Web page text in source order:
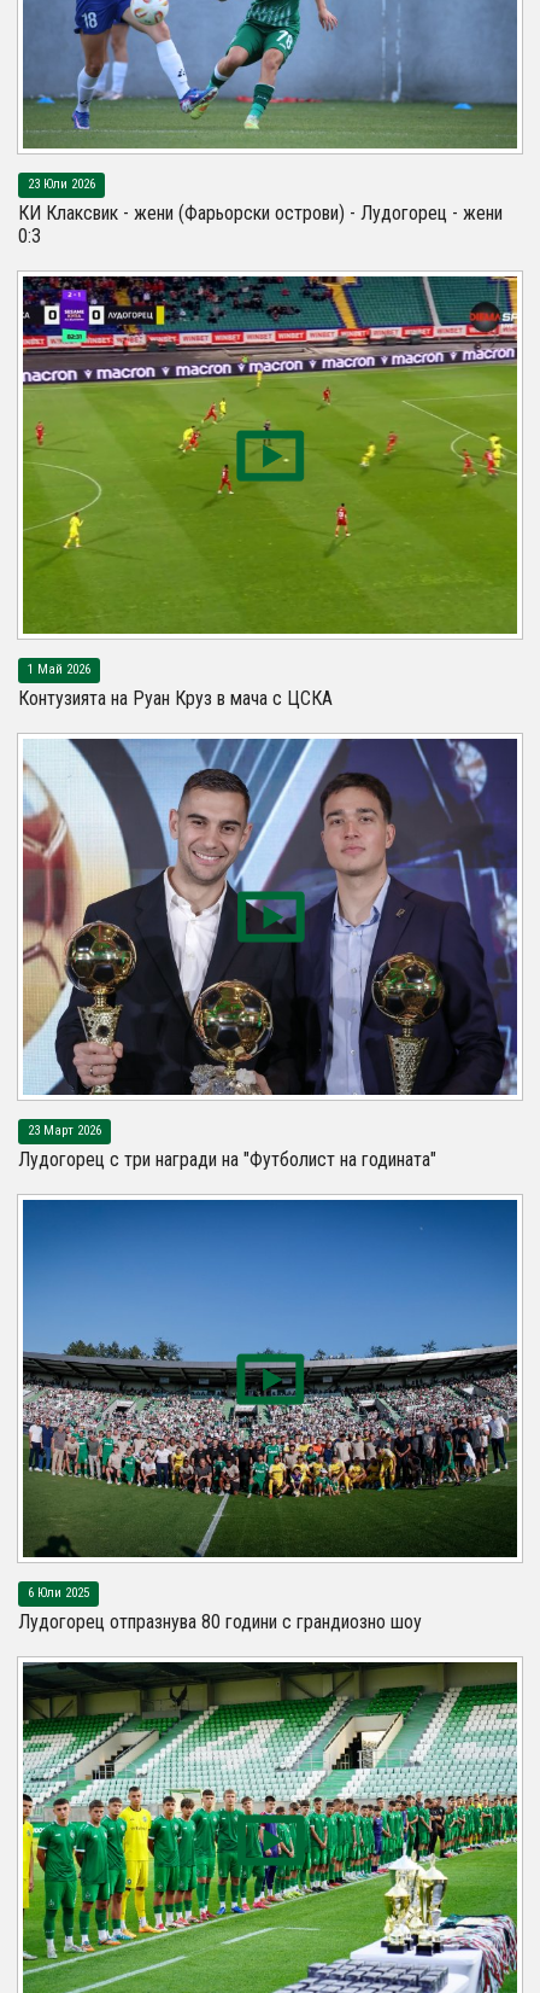
23 Юли 2026
КИ Клаксвик - жени (Фарьорски острови) - Лудогорец - жени
0:3
1 Май 2026
Контузията на Руан Круз в мача с ЦСКА
23 Март 2026
Лудогорец с три награди на "Футболист на годината"
6 Юли 2025
Лудогорец отпразнува 80 години с грандиозно шоу